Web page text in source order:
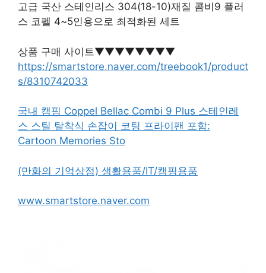
고급 국산 스테인리스 304(18-10)재질 콤비9 플러
스 코펠 4~5인용으로 최적화된 세트
상품 구매 사이트▼▼▼▼▼▼▼▼
https://smartstore.naver.com/treebook1/product
s/8310742033
국내 캠핑 Coppel Bellac Combi 9 Plus 스테인레
스 스틸 탈착식 손잡이 코팅 프라이팬 포함:
Cartoon Memories Sto
(만화의 기억상점) 생활용품/IT/캠핑용품
www.smartstore.naver.com